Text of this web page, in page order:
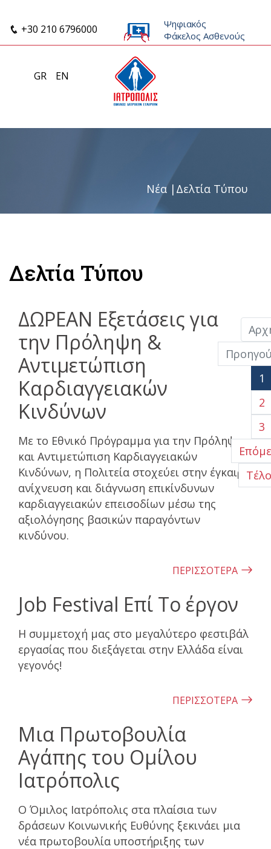
+30 210 6796000
GR EN
Ψηφιακός
Φάκελος Ασθενούς
Νέα | Δελτία Τύπου
Δελτία Τύπου
ΔΩΡΕΑΝ Εξετάσεις για
την Πρόληψη &
Αντιμετώπιση
Καρδιαγγειακών
Κινδύνων
Με το Εθνικό Πρόγραμμα για την Πρόληψη
και Αντιμετώπιση Καρδιαγγειακών
Κινδύνων, η Πολιτεία στοχεύει στην έγκαιρη
ανίχνευση και διάγνωση επικίνδυνων
καρδιαγγειακών επεισοδίων μέσω της
αξιολόγησης βασικών παραγόντων
κινδύνου.
ΠΕΡΙΣΣΟΤΕΡΑ
Job Festival Επί Το έργον
Η συμμετοχή μας στο μεγαλύτερο φεστιβάλ
εργασίας που διεξάγεται στην Ελλάδα είναι
γεγονός!
ΠΕΡΙΣΣΟΤΕΡΑ
Μια Πρωτοβουλία
Αγάπης του Ομίλου
Ιατρόπολις
Ο Όμιλος Ιατρόπολις στα πλαίσια των
δράσεων Κοινωνικής Ευθύνης ξεκινάει μια
νέα πρωτοβουλία υποστήριξης των
1
2
3